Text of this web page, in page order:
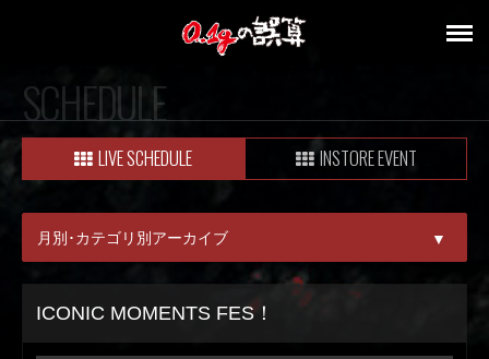
SCHEDULE
LIVE SCHEDULE INSTORE EVENT
月別･カテゴリ別アーカイブ ▼
ALL
ICONIC MOMENTS FES！